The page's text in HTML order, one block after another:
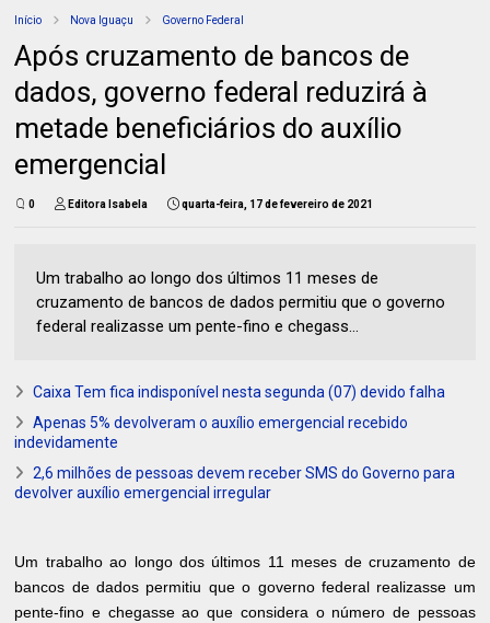
Início Nova Iguaçu Governo Federal
Após cruzamento de bancos de
dados, governo federal reduzirá à
metade beneficiários do auxílio
emergencial
0 Editora Isabela quarta-feira, 17 de fevereiro de 2021
Um trabalho ao longo dos últimos 11 meses de
cruzamento de bancos de dados permitiu que o governo
federal realizasse um pente-fino e chegass...
Caixa Tem fica indisponível nesta segunda (07) devido falha
Apenas 5% devolveram o auxílio emergencial recebido
indevidamente
2,6 milhões de pessoas devem receber SMS do Governo para
devolver auxílio emergencial irregular
Um trabalho ao longo dos últimos 11 meses de cruzamento de
bancos de dados permitiu que o governo federal realizasse um
pente-fino e chegasse ao que considera o número de pessoas